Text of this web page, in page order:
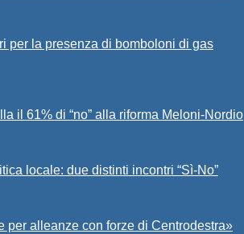
per la presenza di bomboloni di gas
il 61% di “no” alla riforma Meloni-Nordio
locale: due distinti incontri “Sì-No”
per alleanze con forze di Centrodestra»